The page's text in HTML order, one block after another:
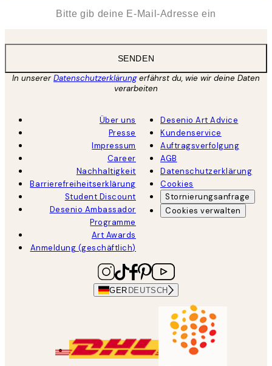
SENDEN
In unsererDatenschutzerklärungerfährst du, wie wir deine Daten
verarbeiten
Über uns
Presse
Impressum
Career
Nachhaltigkeit
Barrierefreiheitserklärung
Student Discount
Desenio Ambassador
Programme
Art Awards
Anmeldung (geschäftlich)
Desenio Art Advice
Kundenservice
Auftragsverfolgung
AGB
Datenschutzerklärung
Cookies
Stornierungsanfrage
Cookies verwalten
GER DEUTSCH